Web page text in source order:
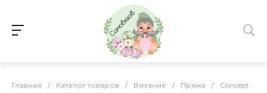
Главная / Каталог товаров / Вязание / Пряжа / Concept